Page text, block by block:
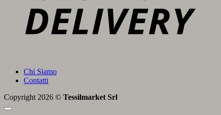
Chi Siamo
Contatti
Copyright 2026 © Tessilmarket Srl